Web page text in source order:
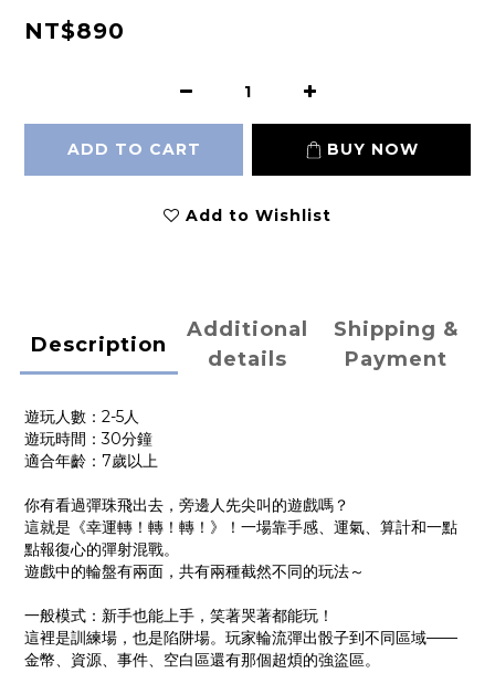
NT$890
ADD TO CART BUY NOW
Add to Wishlist
Description
Additional
details
Shipping &
Payment
遊玩人數：2-5人
遊玩時間：30分鐘
適合年齡：7歲以上
你有看過彈珠飛出去，旁邊人先尖叫的遊戲嗎？
這就是《幸運轉！轉！轉！》！一場靠手感、運氣、算計和一點
點報復心的彈射混戰。
遊戲中的輪盤有兩面，共有兩種截然不同的玩法～
一般模式：新手也能上手，笑著哭著都能玩！
這裡是訓練場，也是陷阱場。玩家輪流彈出骰子到不同區域——
金幣、資源、事件、空白區還有那個超煩的強盜區。